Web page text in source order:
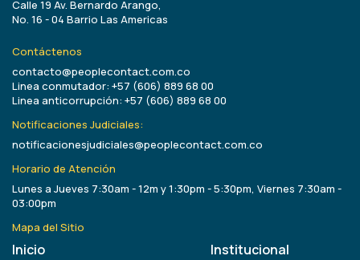
Calle 19 Av. Bernardo Arango,
No. 16 - 04 Barrio Las Americas
Contáctenos
contacto@peoplecontact.com.co
Linea conmutador: +57 (606) 889 68 00
Linea anticorrupción: +57 (606) 889 68 00
Notificaciones Judiciales:
notificacionesjudiciales@peoplecontact.com.co
Horario de Atención
Lunes a Jueves 7:30am - 12m y 1:30pm - 5:30pm, Viernes 7:30am -
03:00pm
Mapa del Sitio
Inicio
Institucional